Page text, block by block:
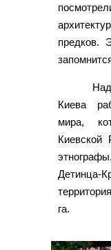
предков.
Киева
мира,
Киевской
Детинца-
га.